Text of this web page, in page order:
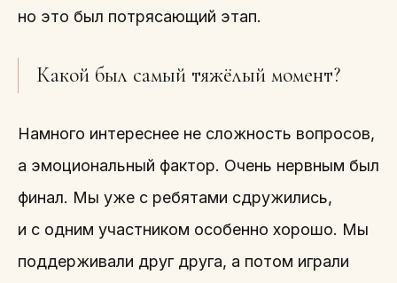
но это был потрясающий этап.
Какой был самый тяжёлый момент?
Намного интереснее не сложность вопросов,
а эмоциональный фактор. Очень нервным был
финал. Мы уже с ребятами сдружились,
и с одним участником особенно хорошо. Мы
поддерживали друг друга, а потом играли